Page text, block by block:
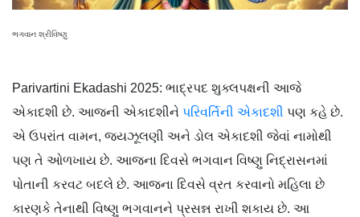
ભગવાન શ્રીવિષ્ણુ
Parivartini Ekadashi 2025: ભાદ્રપદ શુક્લપક્ષની આજે
એકાદશી છે. આજની એકાદશીને પરિવર્તિની એકાદશી પણ કહે છે.
એ ઉપરાંત વામન, જયઝૂલણી અને ડોલ એકાદશી જેવાં નામોથી
પણ તે ઓળખાય છે. આજના દિવસે ભગવાન વિષ્ણુ નિદ્રાસનમાં
પોતાની કરવટ બદલે છે. આજના દિવસે વ્રત કરવાનો મહિલા છે
કારણકે તેનાથી વિષ્ણુ ભગવાનને પ્રસન્ન રાખી શકાય છે. આ